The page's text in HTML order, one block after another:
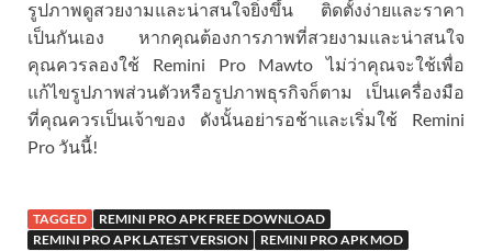
รูปภาพดูสวยงามและน่าสนใจยิ่งขึ้น ติดตั้งง่ายและราคา
เป็นกันเอง หากคุณต้องการภาพที่สวยงามและน่าสนใจ
คุณควรลองใช้ Remini Pro Mawto ไม่ว่าคุณจะใช้เพื่อ
แก้ไขรูปภาพส่วนตัวหรือรูปภาพธุรกิจก็ตาม เป็นเครื่องมือ
ที่คุณควรเป็นเจ้าของ ดังนั้นอย่ารอช้าและเริ่มใช้ Remini
Pro วันนี้!
TAGGED
REMINI PRO APK FREE DOWNLOAD
REMINI PRO APK LATEST VERSION
REMINI PRO APK MOD